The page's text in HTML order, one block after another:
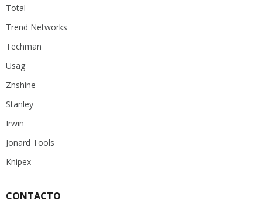
Total
Trend Networks
Techman
Usag
Znshine
Stanley
Irwin
Jonard Tools
Knipex
CONTACTO